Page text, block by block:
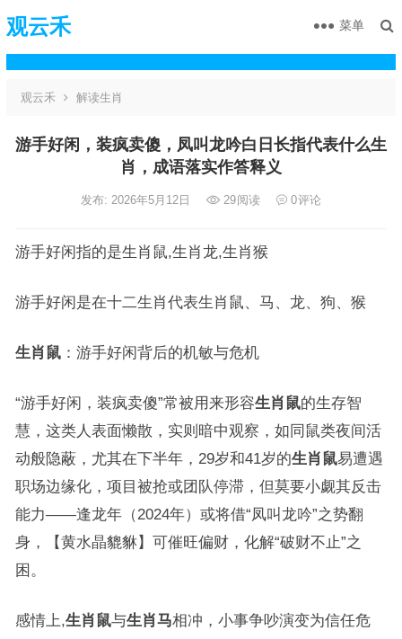
观云禾 菜单
观云禾 解读生肖
游手好闲，装疯卖傻，凤叫龙吟白日长指代表什么生
肖，成语落实作答释义
发布: 2026年5月12日 29阅读 0评论
游手好闲指的是生肖鼠,生肖龙,生肖猴
游手好闲是在十二生肖代表生肖鼠、马、龙、狗、猴
生肖鼠：游手好闲背后的机敏与危机
“游手好闲，装疯卖傻”常被用来形容生肖鼠的生存智
慧，这类人表面懒散，实则暗中观察，如同鼠类夜间活
动般隐蔽，尤其在下半年，29岁和41岁的生肖鼠易遭遇
职场边缘化，项目被抢或团队停滞，但莫要小觑其反击
能力——逢龙年（2024年）或将借“凤叫龙吟”之势翻
身，【黄水晶貔貅】可催旺偏财，化解“破财不止”之
困。
感情上,生肖鼠与生肖马相冲，小事争吵演变为信任危